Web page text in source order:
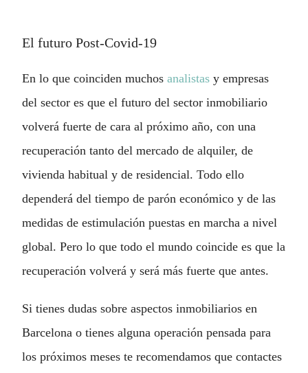
El futuro Post-Covid-19
En lo que coinciden muchos analistas y empresas
del sector es que el futuro del sector inmobiliario
volverá fuerte de cara al próximo año, con una
recuperación tanto del mercado de alquiler, de
vivienda habitual y de residencial. Todo ello
dependerá del tiempo de parón económico y de las
medidas de estimulación puestas en marcha a nivel
global. Pero lo que todo el mundo coincide es que la
recuperación volverá y será más fuerte que antes.
Si tienes dudas sobre aspectos inmobiliarios en
Barcelona o tienes alguna operación pensada para
los próximos meses te recomendamos que contactes